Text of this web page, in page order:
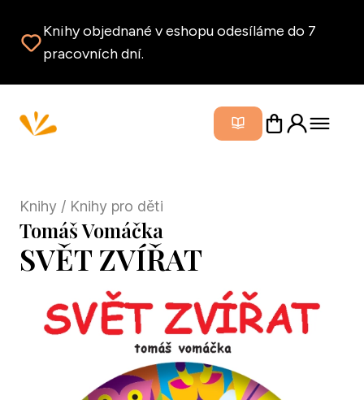
Knihy objednané v eshopu odesíláme do 7
pracovních dní.
Zavřít
Knihy / Knihy pro děti
Tomáš Vomáčka
SVĚT ZVÍŘAT